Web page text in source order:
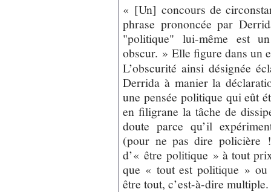
« [Un] concours de
phrase prononcée par
"politique" lui-même est
obscur. » Elle figure dans un
L’obscurité ainsi désignée
Derrida à manier la
une pensée politique qui eût
en filigrane la tâche de
doute parce qu’il
(pour ne pas dire policière
d’« être politique » à tout
que « tout est politique »
être tout, c’est-à-dire